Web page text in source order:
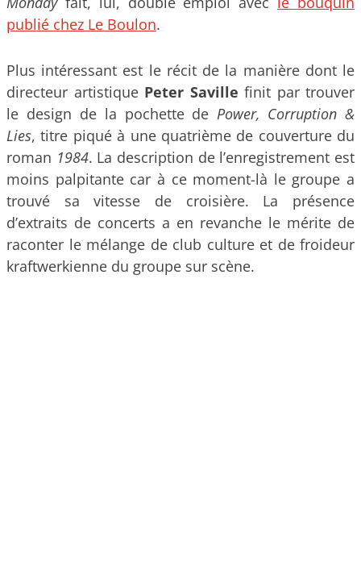
publié chez Le Boulon.
Plus intéressant est le récit de la manière dont le
directeur artistique Peter Saville finit par trouver
le design de la pochette dePower, Corruption &
Lies, titre piqué à une quatrième de couverture du
roman 1984. La description de l’enregistrement est
moins palpitante car à ce moment-là le groupe a
trouvé sa vitesse de croisière. La présence
d’extraits de concerts a en revanche le mérite de
raconter le mélange de club culture et de froideur
kraftwerkienne du groupe sur scène.